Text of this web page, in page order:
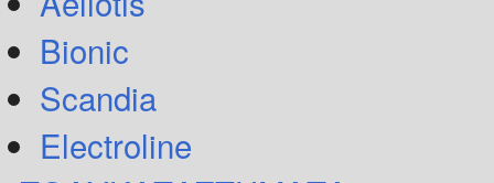
Bionic
Scandia
Electroline